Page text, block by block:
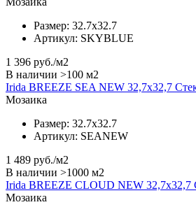
Размер: 32.7x32.7
Артикул: SKYBLUE
1 396 руб./м2
В наличии >100 м2
Irida BREEZE SEA NEW 32,7x32,7
Мозаика
Размер: 32.7x32.7
Артикул: SEANEW
1 489 руб./м2
В наличии >1000 м2
Irida BREEZE CLOUD NEW 32,7x32,7
Мозаика